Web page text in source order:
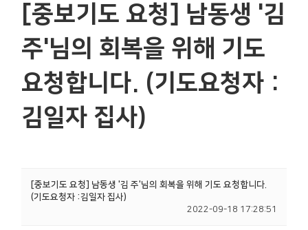
[중보기도 요청] 남동생 '김
주'님의 회복을 위해 기도
요청합니다. (기도요청자 :
김일자 집사)
[중보기도 요청] 남동생 '김 주'님의 회복을 위해 기도 요청합니다.
(기도요청자 :김일자 집사)
2022-09-18 17:28:51